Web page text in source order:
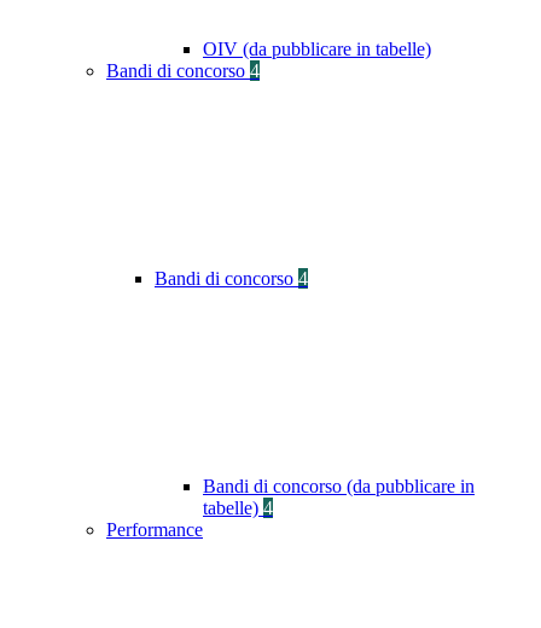
OIV (da pubblicare in tabelle)
Bandi di concorso 4
Bandi di concorso 4
Bandi di concorso (da pubblicare in
tabelle) 4
Performance